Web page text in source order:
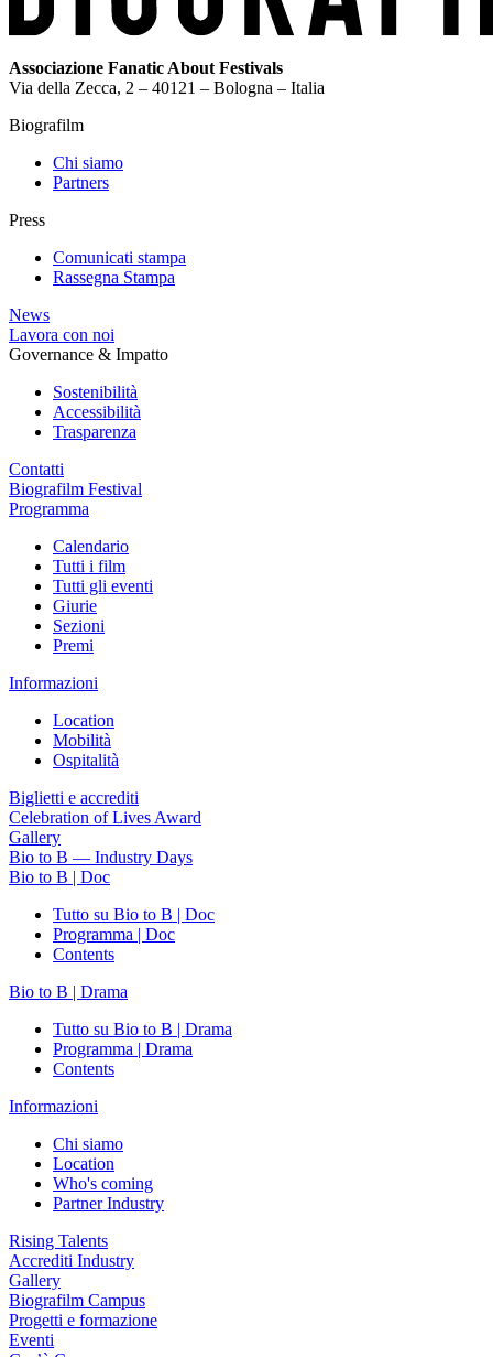
Associazione Fanatic About Festivals
Via della Zecca, 2 – 40121 – Bologna – Italia
Biografilm
Chi siamo
Partners
Press
Comunicati stampa
Rassegna Stampa
News
Lavora con noi
Governance & Impatto
Sostenibilità
Accessibilità
Trasparenza
Contatti
Biografilm Festival
Programma
Calendario
Tutti i film
Tutti gli eventi
Giurie
Sezioni
Premi
Informazioni
Location
Mobilità
Ospitalità
Biglietti e accrediti
Celebration of Lives Award
Gallery
Bio to B — Industry Days
Bio to B | Doc
Tutto su Bio to B | Doc
Programma | Doc
Contents
Bio to B | Drama
Tutto su Bio to B | Drama
Programma | Drama
Contents
Informazioni
Chi siamo
Location
Who's coming
Partner Industry
Rising Talents
Accrediti Industry
Gallery
Biografilm Campus
Progetti e formazione
Eventi